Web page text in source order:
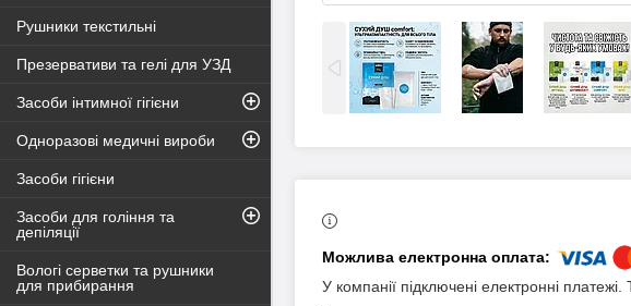
У компанії підключені електронні
Рушники текстильні
Презервативи та гелі для УЗД
Засоби інтимної гігієни
Одноразові медичні вироби
Засоби гігієни
Засоби для гоління та
депіляції
Вологі серветки та рушники
для прибирання